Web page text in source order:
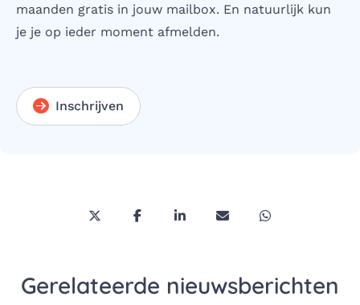
maanden gratis in jouw mailbox. En natuurlijk kun
je je op ieder moment afmelden.
Inschrijven
Deel deze pagina via Twitter/X
Deel deze pagina op Facebook
Deel deze pagina op
Deel deze pagina via
Deel deze
Gerelateerde nieuwsberichten